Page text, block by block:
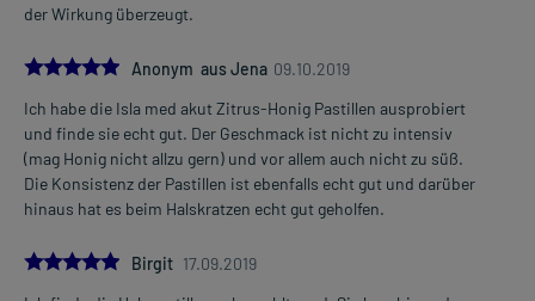
der Wirkung überzeugt.
5.0Anonym aus Jena 09.10.2019
Ich habe die Isla med akut Zitrus-Honig Pastillen ausprobiert
und finde sie echt gut. Der Geschmack ist nicht zu intensiv
(mag Honig nicht allzu gern) und vor allem auch nicht zu süß.
Die Konsistenz der Pastillen ist ebenfalls echt gut und darüber
hinaus hat es beim Halskratzen echt gut geholfen.
5.0
Birgit 17.09.2019